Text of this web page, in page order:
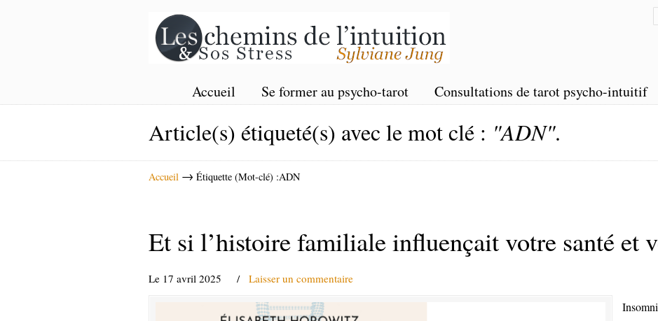
Accueil Se former au psycho-tarot Consultations de tarot psycho-intuitif
Article(s) étiqueté(s) avec le mot clé : "ADN".
Accueil → Étiquette (Mot-clé) :ADN
Et si l’histoire familiale influençait votre santé et
Le 17 avril 2025 / Laisser un commentaire